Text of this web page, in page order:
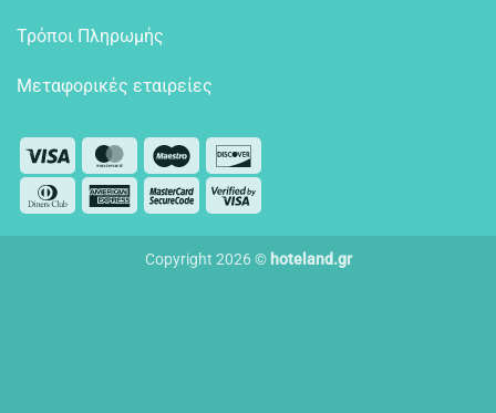
Τρόποι Πληρωμής
Μεταφορικές εταιρείες
Visa MasterCardMaestro
Dinners
Club
American
Express
MasterCard
2
Visa
2
Copyright 2026 © hoteland.gr